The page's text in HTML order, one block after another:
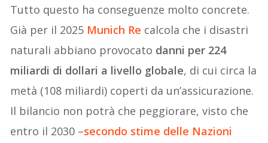
Tutto questo ha conseguenze molto concrete.
Già per il 2025 Munich Re calcola che i disastri
naturali abbiano provocato danni per 224
miliardi di dollari a livello globale, di cui circa la
metà (108 miliardi) coperti da un’assicurazione.
Il bilancio non potrà che peggiorare, visto che
entro il 2030 –secondo stime delle Nazioni